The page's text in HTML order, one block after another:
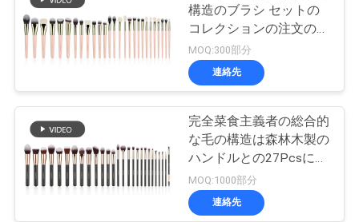
行
構造のブラシ セットの
コレクションの注文のロ
ゴ27部分
MOQ:300部分
連絡先
完全菜食主義者の総合的
な毛の構造は森林木製の
ハンドルとの27Pcsにブ
ラシをかける
MOQ:1000部分
連絡先